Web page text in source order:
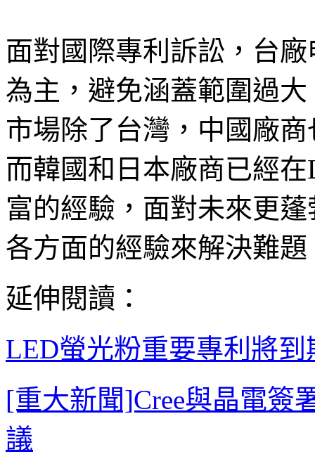
面對國際專利訴訟，台
為主，避免涵蓋範圍過
市場除了台灣，中國廠
而韓國和日本廠商已經
富的經驗，面對未來更
各方面的經驗來解決難題
延伸閱讀：
LED螢光粉重要專利將
[重大新聞]Cree與晶電簽
議